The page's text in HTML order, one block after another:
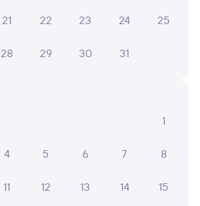
Правила работы сервиса
21 22 23 24 25
28 29 30 31
1
4 5 6 7 8
11 12 13 14 15